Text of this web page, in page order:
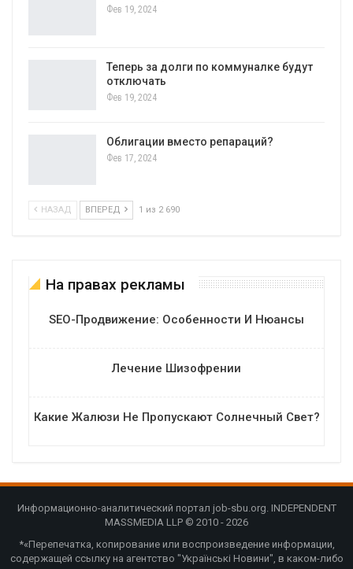
Фев 19, 2024
Теперь за долги по коммуналке будут
отключать
Фев 19, 2024
Облигации вместо репараций?
Фев 17, 2024
НАЗАД ВПЕРЕД 1 из 2 690
На правах рекламы
SEO-Продвижение: Особенности И Нюансы
Лечение Шизофрении
Какие Жалюзи Не Пропускают Солнечный Свет?
Информационно-аналитический портал job-sbu.org. INDEPENDENT
MASSMEDIA LLP © 2010 - 2026
*«Перепечатка, копирование или воспроизведение информации,
содержащей ссылку на агентство "Українські Новини", в каком-либо